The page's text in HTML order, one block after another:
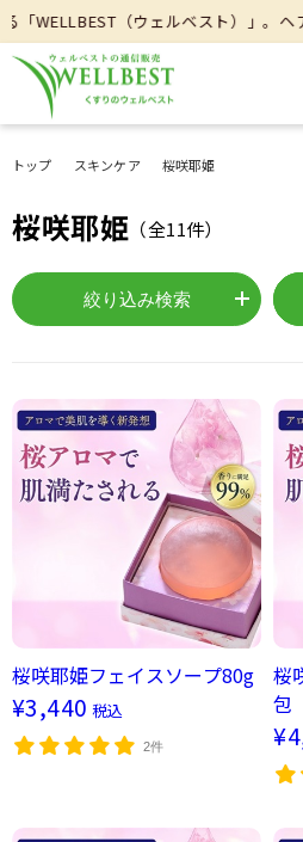
（ウェルベスト）」。ヘアケ
トップ スキンケア 桜咲耶姫
桜咲耶姫 （全11件）
絞り込み検索
桜咲耶姫フェイスソープ80g
¥3,440 税込
2件
桜
包